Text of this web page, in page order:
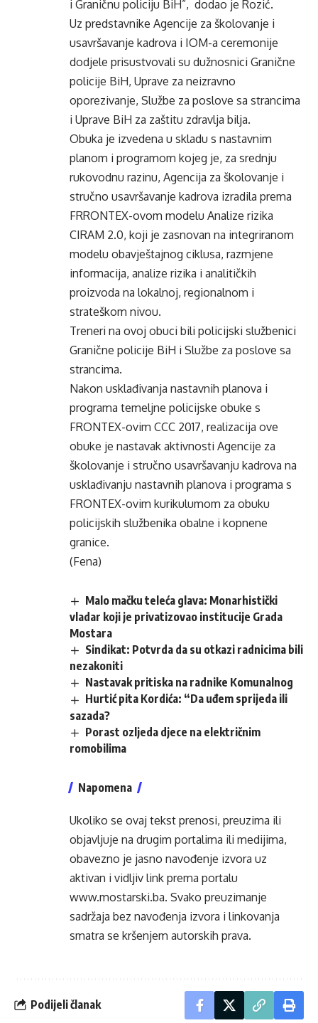
i Graničnu policiju BiH”, dodao je Rozić.
Uz predstavnike Agencije za školovanje i
usavršavanje kadrova i IOM-a ceremonije
dodjele prisustvovali su dužnosnici Granične
policije BiH, Uprave za neizravno
oporezivanje, Službe za poslove sa strancima
i Uprave BiH za zaštitu zdravlja bilja.
Obuka je izvedena u skladu s nastavnim
planom i programom kojeg je, za srednju
rukovodnu razinu, Agencija za školovanje i
stručno usavršavanje kadrova izradila prema
FRRONTEX-ovom modelu Analize rizika
CIRAM 2.0, koji je zasnovan na integriranom
modelu obavještajnog ciklusa, razmjene
informacija, analize rizika i analitičkih
proizvoda na lokalnoj, regionalnom i
strateškom nivou.
Treneri na ovoj obuci bili policijski službenici
Granične policije BiH i Službe za poslove sa
strancima.
Nakon usklađivanja nastavnih planova i
programa temeljne policijske obuke s
FRONTEX-ovim CCC 2017, realizacija ove
obuke je nastavak aktivnosti Agencije za
školovanje i stručno usavršavanju kadrova na
usklađivanju nastavnih planova i programa s
FRONTEX-ovim kurikulumom za obuku
policijskih službenika obalne i kopnene
granice.
(Fena)
Malo mačku teleća glava: Monarhistički
vladar koji je privatizovao institucije Grada
Mostara
Sindikat: Potvrda da su otkazi radnicima bili
nezakoniti
Nastavak pritiska na radnike Komunalnog
Hurtić pita Kordića: “Da uđem sprijeda ili
sazada?
Porast ozljeda djece na električnim
romobilima
Napomena
Ukoliko se ovaj tekst prenosi, preuzima ili
objavljuje na drugim portalima ili medijima,
obavezno je jasno navođenje izvora uz
aktivan i vidljiv link prema portalu
www.mostarski.ba. Svako preuzimanje
sadržaja bez navođenja izvora i linkovanja
smatra se kršenjem autorskih prava.
Podijeli članak